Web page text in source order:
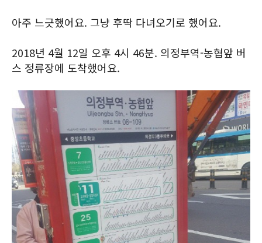
아주 느긋했어요. 그냥 후딱 다녀오기로 했어요.
2018년 4월 12일 오후 4시 46분. 의정부역-농협앞 버
스 정류장에 도착했어요.